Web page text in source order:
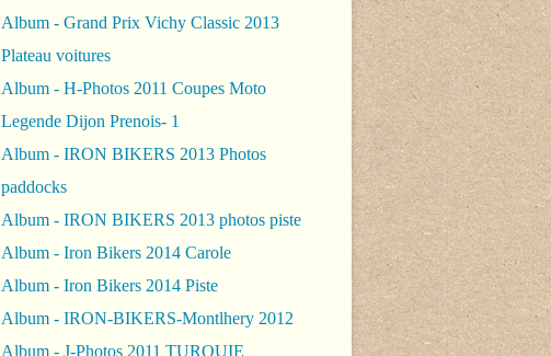
Album - Grand Prix Vichy Classic 2013
Plateau voitures
Album - H-Photos 2011 Coupes Moto
Legende Dijon Prenois- 1
Album - IRON BIKERS 2013 Photos
paddocks
Album - IRON BIKERS 2013 photos piste
Album - Iron Bikers 2014 Carole
Album - Iron Bikers 2014 Piste
Album - IRON-BIKERS-Montlhery 2012
Album - J-Photos 2011 TURQUIE